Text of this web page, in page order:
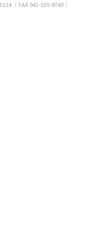
｜FAX 041-555-8740｜